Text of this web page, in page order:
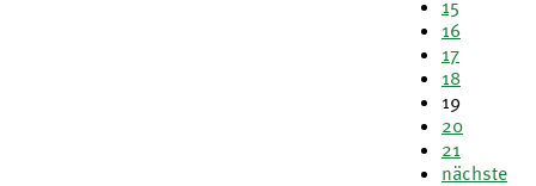
15
16
17
18
19
20
21
nächste